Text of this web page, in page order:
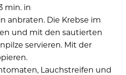
min. in
anbraten. Die Krebse im
und mit den sautierten
servieren. Mit der
Lauchstreifen und